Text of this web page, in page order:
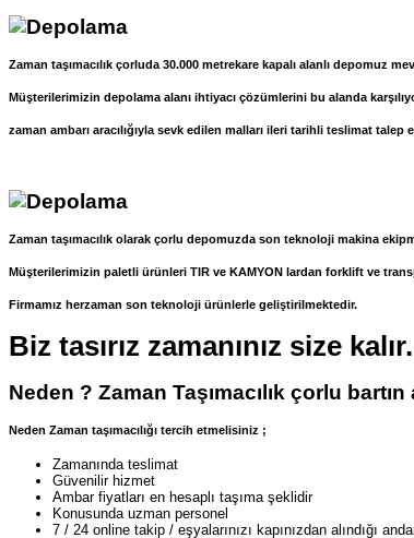
Zaman taşımacılık çorluda 30.000 metrekare kapalı alanlı depomuz
Müşterilerimizin depolama alanı ihtiyacı çözümlerini bu alanda
zaman ambarı aracılığıyla sevk edilen malları ileri tarihli teslimat
Zaman taşımacılık olarak çorlu depomuzda son teknoloji makina
Müşterilerimizin paletli ürünleri TIR ve KAMYON lardan forklift ve
Firmamız herzaman son teknoloji ürünlerle geliştirilmektedir.
Biz tasırız zamanınız size kalır.
Neden ? Zaman Taşımacılık çorlu bartın
Neden Zaman taşımacılığı tercih etmelisiniz ;
Zamanında teslimat
Güvenilir hizmet
Ambar fiyatları en hesaplı taşıma şeklidir
Konusunda uzman personel
7 / 24 online takip / eşyalarınızı kapınızdan alındığı